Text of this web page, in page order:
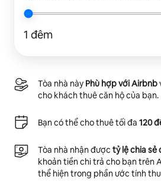
1 đêm
Tòa nhà này Phù hợp với Airbnb
cho khách thuê căn hộ của bạn.
Bạn có thể cho thuê tối đa 120
Tòa nhà nhận được tỷ lệ chia sẻ
khoản tiền chi trả cho bạn trên
thể hiện trong phần ước tính